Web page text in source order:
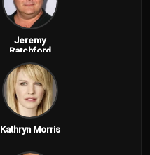
Jeremy
Ratchford
Kathryn Morris